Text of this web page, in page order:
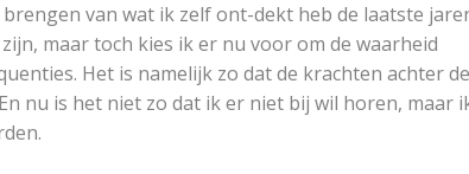
van wat ik zelf ont-dekt heb de laatste
maar toch kies ik er nu voor om de waarheid
Het is namelijk zo dat de krachten achter
nu is het niet zo dat ik er niet bij wil horen, maar